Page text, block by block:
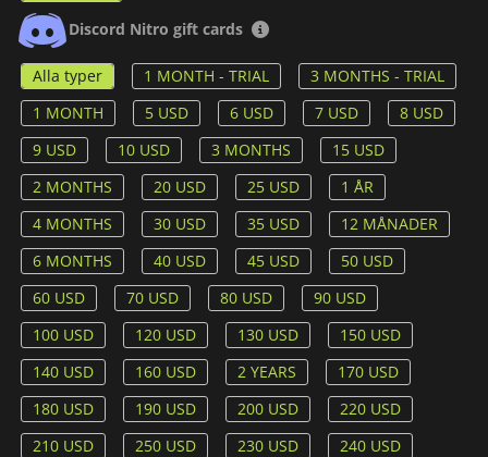
Discord Nitro gift cards
Alla typer 1 MONTH - TRIAL
3 MONTHS - TRIAL
1 MONTH
5 USD 6 USD 7 USD
8 USD
9 USD
10 USD 3 MONTHS
15 USD
2 MONTHS
20 USD 25 USD
1 ÅR
4 MONTHS
30 USD 35 USD
12 MÅNADER
6 MONTHS
40 USD 45 USD
50 USD
60 USD
70 USD 80 USD
90 USD
100 USD
120 USD 130 USD
150 USD
140 USD
160 USD 2 YEARS
170 USD
180 USD
190 USD 200 USD
220 USD
210 USD
250 USD 230 USD
240 USD